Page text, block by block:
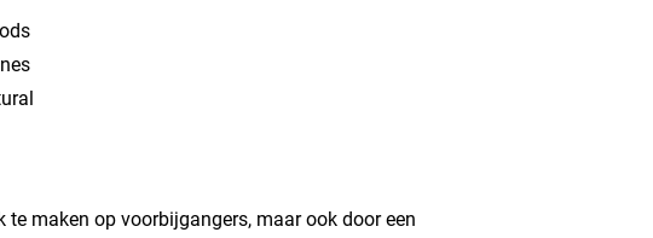
maken op voorbijgangers, maar ook door een